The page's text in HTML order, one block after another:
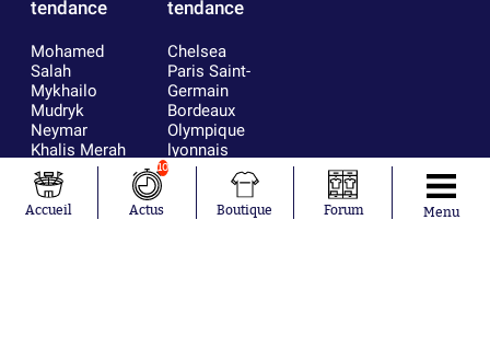
tendance
Mohamed
Salah
Mykhailo
Mudryk
Neymar
Khalis Merah
Loïs Openda
Moussa
Niakhaté
tendance
Chelsea
Paris Saint-
Germain
Bordeaux
Olympique
lyonnais
FIFA
Real Madrid
RC Strasbourg
Accueil
10
Actus Boutique Forum Menu